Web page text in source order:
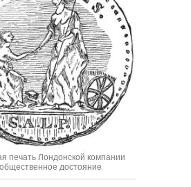
печать Лондонской компании
достояние